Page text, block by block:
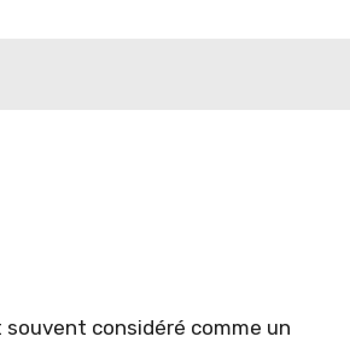
considéré comme un